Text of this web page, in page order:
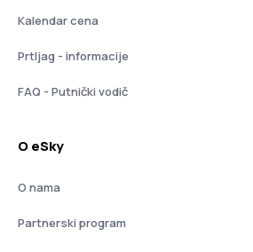
Kalendar cena
Prtljag - informacije
FAQ - Putnički vodič
O eSky
O nama
Partnerski program